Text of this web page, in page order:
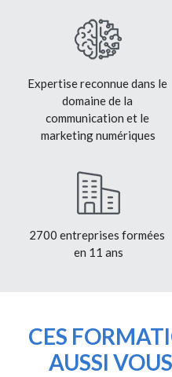
Expertise reconnue dans le
domaine de la
communication et le
marketing numériques
2700 entreprises formées
en 11 ans
CES
AUSSI